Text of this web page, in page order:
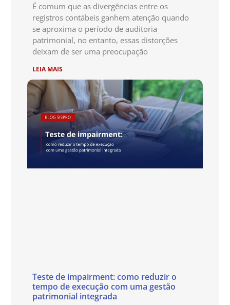
É comum que as divergências entre os
registros contábeis ganhem atenção quando
se aproxima o período de auditoria
patrimonial, no entanto, essas distorções
deixam de ser uma preocupação
LEIA MAIS
Teste de impairment: como reduzir o
tempo de execução com uma gestão
patrimonial integrada